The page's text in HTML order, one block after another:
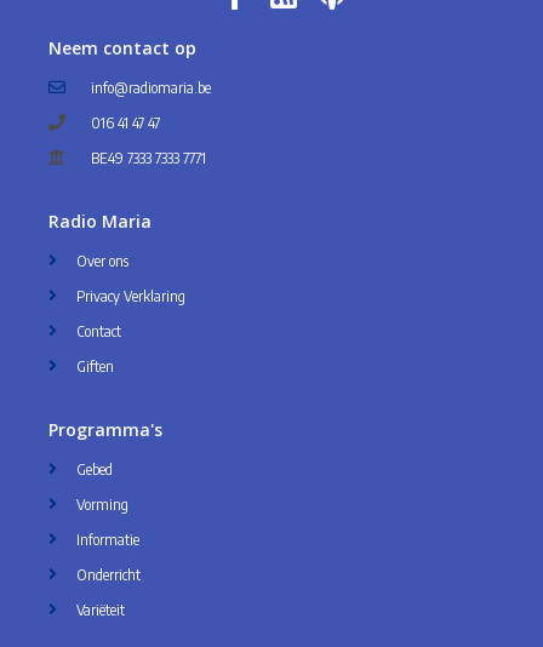
Neem contact op
info@radiomaria.be
016 41 47 47
BE49 7333 7333 7771
Radio Maria
Over ons
Privacy Verklaring
Contact
Giften
Programma's
Gebed
Vorming
Informatie
Onderricht
Variëteit